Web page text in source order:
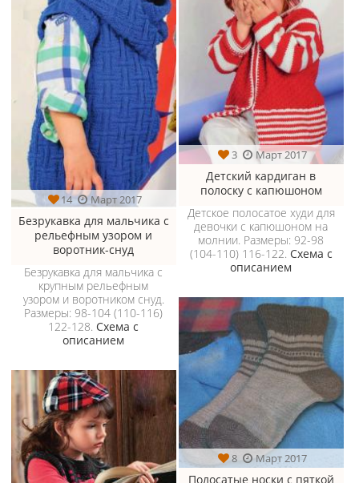
14 Март 2017
Безрукавка для мальчика с
рельефным узором и
воротник-снуд
Безрукавка для мальчика с
крупным рельефным
узором и воротником снуд.
Размеры: 98-104 (110-116)
122-128. Схема с
описанием
3 Март 2017
Детский кардиган в
полоску с капюшоном
Детское полосатое худи для
девочки с капюшоном на
молнии. Размеры: 92-98
(104-110) 116-122. Схема с
описанием
8 Март 2017
Полосатые носки с пяткой